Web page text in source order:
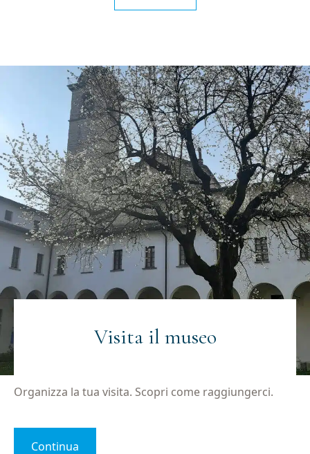
Visita il museo
Organizza la tua visita. Scopri come raggiungerci.
Continua
Email(Obbligatorio)
Privacy
(Obbligatorio)
Acconsento al trattamento dei dati personali
(Obbligatorio)
Materiale
informativo
(Obbligatorio)
Acconsento all'invio di materiale informativo
(Obbligatorio)